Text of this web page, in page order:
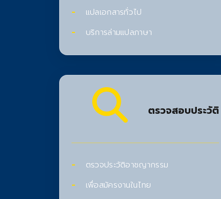
แปลเอกสารทั่วไป
บริการล่ามแปลภาษา
ตรวจสอบประวัติ
ตรวจประวัติอาชญากรรม
เพื่อสมัครงานในไทย